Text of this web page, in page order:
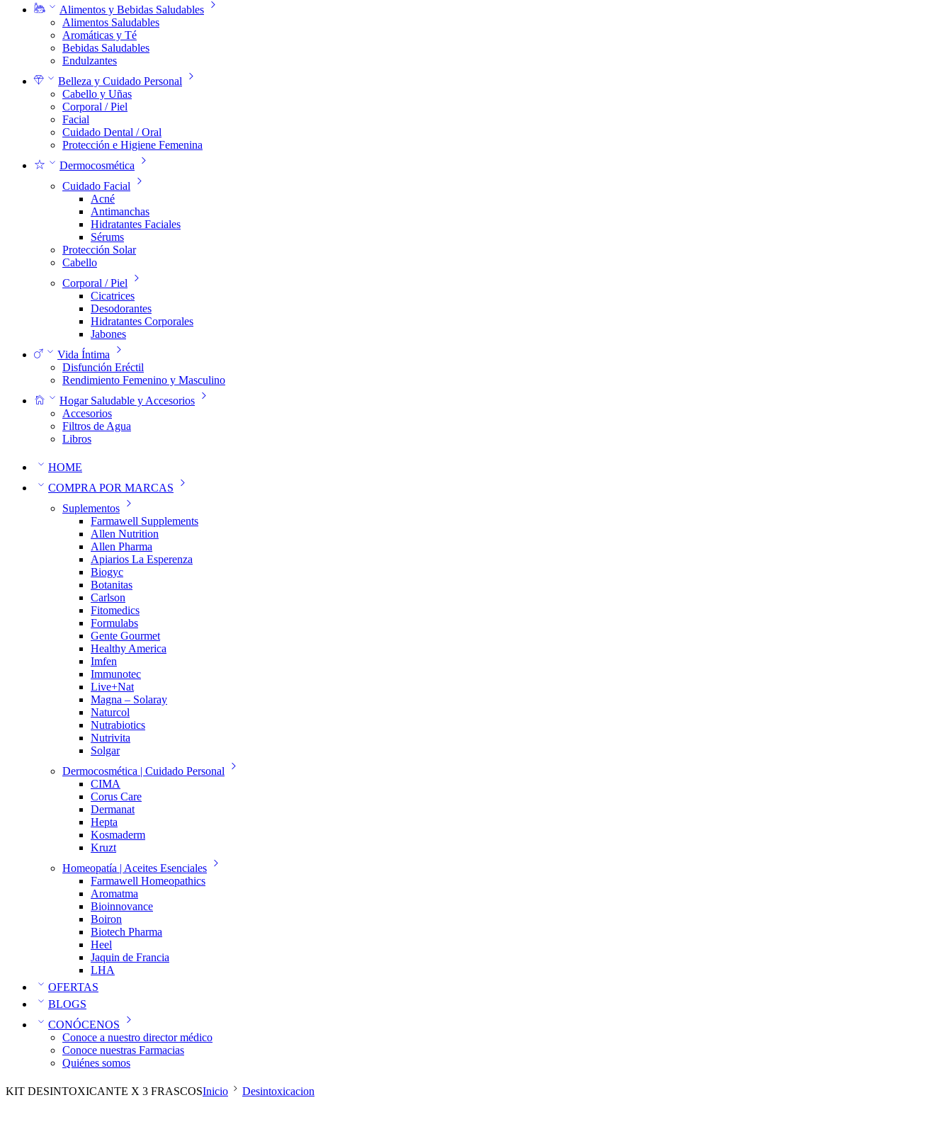
Alimentos y Bebidas Saludables
Alimentos Saludables
Aromáticas y Té
Bebidas Saludables
Endulzantes
Belleza y Cuidado Personal
Cabello y Uñas
Corporal / Piel
Facial
Cuidado Dental / Oral
Protección e Higiene Femenina
Dermocosmética
Cuidado Facial
Acné
Antimanchas
Hidratantes Faciales
Sérums
Protección Solar
Cabello
Corporal / Piel
Cicatrices
Desodorantes
Hidratantes Corporales
Jabones
Vida Íntima
Disfunción Eréctil
Rendimiento Femenino y Masculino
Hogar Saludable y Accesorios
Accesorios
Filtros de Agua
Libros
HOME
COMPRA POR MARCAS
Suplementos
Farmawell Supplements
Allen Nutrition
Allen Pharma
Apiarios La Esperenza
Biogyc
Botanitas
Carlson
Fitomedics
Formulabs
Gente Gourmet
Healthy America
Imfen
Immunotec
Live+Nat
Magna – Solaray
Naturcol
Nutrabiotics
Nutrivita
Solgar
Dermocosmética | Cuidado Personal
CIMA
Corus Care
Dermanat
Hepta
Kosmaderm
Kruzt
Homeopatía | Aceites Esenciales
Farmawell Homeopathics
Aromatma
Bioinnovance
Boiron
Biotech Pharma
Heel
Jaquin de Francia
LHA
OFERTAS
BLOGS
CONÓCENOS
Conoce a nuestro director médico
Conoce nuestras Farmacias
Quiénes somos
KIT DESINTOXICANTE X 3 FRASCOSInicio Desintoxicacion